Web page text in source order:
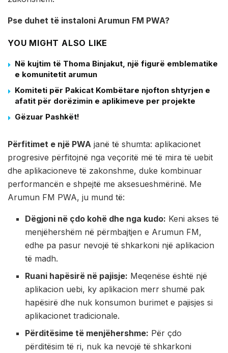
Pse duhet të instaloni Arumun FM PWA?
YOU MIGHT ALSO LIKE
Në kujtim të Thoma Binjakut, një figurë emblematike
e komunitetit arumun
Komiteti për Pakicat Kombëtare njofton shtyrjen e
afatit për dorëzimin e aplikimeve per projekte
Gëzuar Pashkët!
Përfitimet e një PWA janë të shumta: aplikacionet
progresive përfitojnë nga veçoritë më të mira të uebit
dhe aplikacioneve të zakonshme, duke kombinuar
performancën e shpejtë me aksesueshmërinë. Me
Arumun FM PWA, ju mund të:
Dëgjoni në çdo kohë dhe nga kudo: Keni akses të
menjëhershëm në përmbajtjen e Arumun FM,
edhe pa pasur nevojë të shkarkoni një aplikacion
të madh.
Ruani hapësirë në pajisje: Meqenëse është një
aplikacion uebi, ky aplikacion merr shumë pak
hapësirë dhe nuk konsumon burimet e pajisjes si
aplikacionet tradicionale.
Përditësime të menjëhershme: Për çdo
përditësim të ri, nuk ka nevojë të shkarkoni